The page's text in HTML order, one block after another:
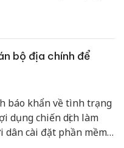
bộ địa chính để
báo khẩn về tình trạng
dụng chiến dịch làm
dân cài đặt phần mềm